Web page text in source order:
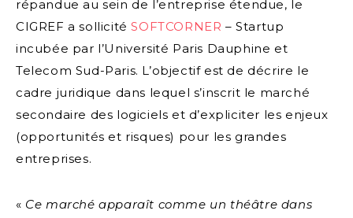
répandue au sein de l’entreprise étendue, le
CIGREF a sollicitéSOFTCORNER – Startup
incubée par l’Université Paris Dauphine et
Telecom Sud-Paris. L’objectif est de décrire le
cadre juridique dans lequel s’inscrit le marché
secondaire des logiciels et d’expliciter les enjeux
(opportunités et risques) pour les grandes
entreprises.
« Ce marché apparaît comme un théâtre dans